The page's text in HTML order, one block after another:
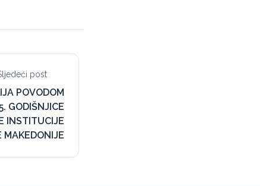
post
POVODOM
GODIŠNJICE
INSTITUCIJE
MAKEDONIJE